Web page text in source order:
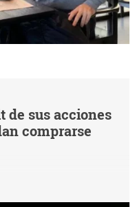
de sus acciones
comprarse